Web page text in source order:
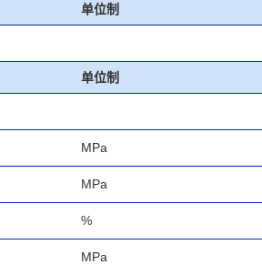
单位制
单位制
MPa
MPa
%
MPa